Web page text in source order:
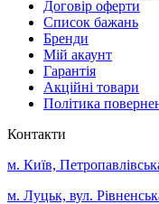
Договір оферти
Список бажань
Бренди
Мій акаунт
Гарантія
Акційні товари
Політика
Контакти
м. Київ,
м. Луцьк, вул.